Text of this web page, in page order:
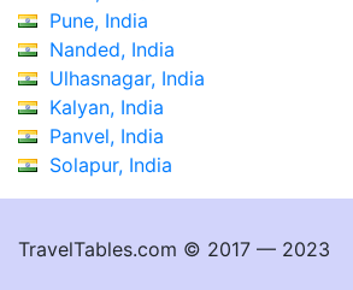
Pune, India
Nanded, India
Ulhasnagar, India
Kalyan, India
Panvel, India
Solapur, India
TravelTables.com © 2017 — 2023